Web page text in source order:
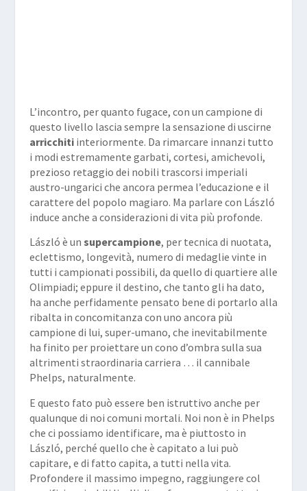
L’incontro, per quanto fugace, con un campione di
questo livello lascia sempre la sensazione di uscirne
arricchitiinteriormente. Da rimarcare innanzi tutto
i modi estremamente garbati, cortesi, amichevoli,
prezioso retaggio dei nobili trascorsi imperiali
austro-ungarici che ancora permea l’educazione e il
carattere del popolo magiaro. Ma parlare con László
induce anche a considerazioni di vita più profonde.
László è un supercampione, per tecnica di nuotata,
eclettismo, longevità, numero di medaglie vinte in
tutti i campionati possibili, da quello di quartiere alle
Olimpiadi; eppure il destino, che tanto gli ha dato,
ha anche perfidamente pensato bene di portarlo alla
ribalta in concomitanza con uno ancora più
campione di lui, super-umano, che inevitabilmente
ha finito per proiettare un cono d’ombra sulla sua
altrimenti straordinaria carriera … il cannibale
Phelps, naturalmente.
E questo fato può essere ben istruttivo anche per
qualunque di noi comuni mortali. Noi non è in Phelps
che ci possiamo identificare, ma è piuttosto in
László, perché quello che è capitato a lui può
capitare, e di fatto capita, a tutti nella vita.
Profondere il massimo impegno, raggiungere col